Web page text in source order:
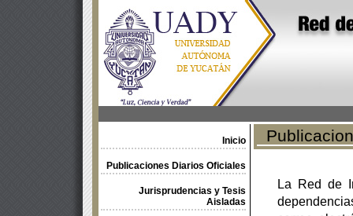
Inicio
Publicaciones Diarios Oficiales
Jurisprudencias y Tesis
Aisladas
La Red de